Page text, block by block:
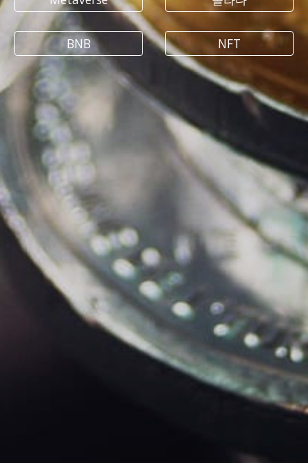
BNB NFT